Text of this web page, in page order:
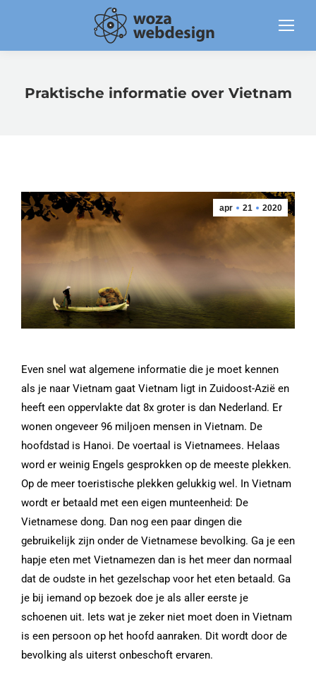
Praktische informatie over Vietnam
apr 21 2020
Even snel wat algemene informatie die je moet kennen
als je naar Vietnam gaat Vietnam ligt in Zuidoost-Azië en
heeft een oppervlakte dat 8x groter is dan Nederland. Er
wonen ongeveer 96 miljoen mensen in Vietnam. De
hoofdstad is Hanoi. De voertaal is Vietnamees. Helaas
word er weinig Engels gesprokken op de meeste plekken.
Op de meer toeristische plekken gelukkig wel. In Vietnam
wordt er betaald met een eigen munteenheid: De
Vietnamese dong. Dan nog een paar dingen die
gebruikelijk zijn onder de Vietnamese bevolking. Ga je een
hapje eten met Vietnamezen dan is het meer dan normaal
dat de oudste in het gezelschap voor het eten betaald. Ga
je bij iemand op bezoek doe je als aller eerste je
schoenen uit. Iets wat je zeker niet moet doen in Vietnam
is een persoon op het hoofd aanraken. Dit wordt door de
bevolking als uiterst onbeschoft ervaren.